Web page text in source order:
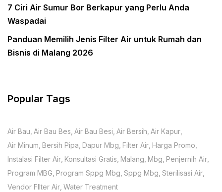
7 Ciri Air Sumur Bor Berkapur yang Perlu Anda
Waspadai
Panduan Memilih Jenis Filter Air untuk Rumah dan
Bisnis di Malang 2026
Popular Tags
Air Bau Air Bau Bes Air Bau Besi Air Bersih Air Kapur
Air Minum Bersih Pipa Dapur Mbg Filter Air Harga Promo
Instalasi Filter Air Konsultasi Gratis Malang Mbg Penjernih Air
Program MBG Program Sppg Mbg Sppg Mbg Sterilisasi Air
Vendor FIlter Air Water Treatment